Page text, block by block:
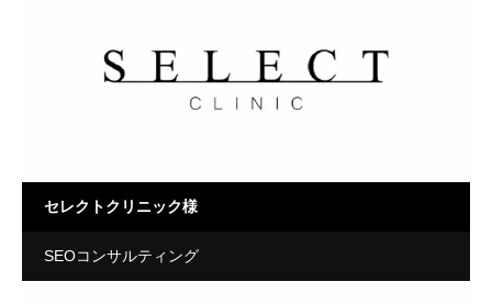
セレクトクリニック様
SEOコンサルティング